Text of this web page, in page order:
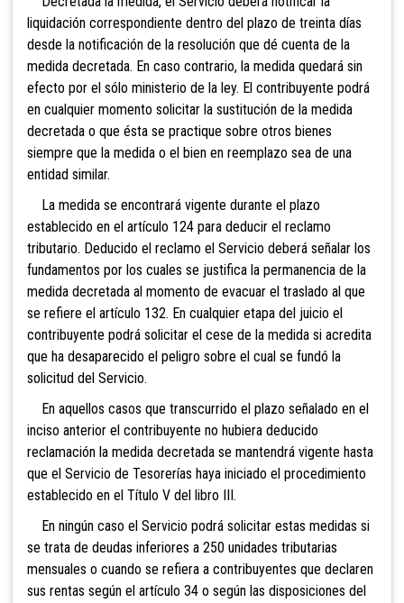
liquidación correspondiente dentro del plazo de treinta días
desde la notificación de la resolución que dé cuenta de la
medida decretada. En caso contrario, la medida quedará sin
efecto por el sólo ministerio de la ley. El contribuyente podrá
en cualquier momento solicitar la sustitución de la medida
decretada o que ésta se practique sobre otros bienes
siempre que la medida o el bien en reemplazo sea de una
entidad similar.
La medida se encontrará vigente durante el plazo
establecido en el artículo 124 para deducir el reclamo
tributario. Deducido el reclamo el Servicio deberá señalar los
fundamentos por los cuales se justifica la permanencia de la
medida decretada al momento de evacuar el traslado al que
se refiere el artículo 132. En cualquier etapa del juicio el
contribuyente podrá solicitar el cese de la medida si acredita
que ha desaparecido el peligro sobre el cual se fundó la
solicitud del Servicio.
En aquellos casos que transcurrido el plazo señalado en el
inciso anterior el contribuyente no hubiera deducido
reclamación la medida decretada se mantendrá vigente hasta
que el Servicio de Tesorerías haya iniciado el procedimiento
establecido en el Título V del libro III.
En ningún caso el Servicio podrá solicitar estas medidas si
se trata de deudas inferiores a 250 unidades tributarias
mensuales o cuando se refiera a contribuyentes que declaren
sus rentas según el artículo 34 o según las disposiciones del